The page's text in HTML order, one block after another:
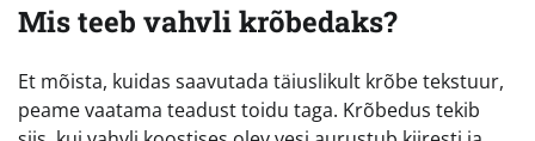
Mis teeb vahvli krõbedaks?
Et mõista, kuidas saavutada täiuslikult krõbe tekstuur,
peame vaatama teadust toidu taga. Krõbedus tekib